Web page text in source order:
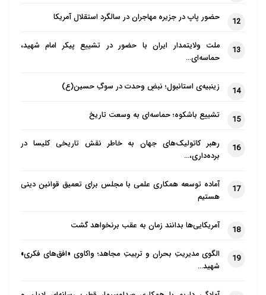
12 حضور پاپ در جزیره مهاجران در سالگرد استقلال آمریکا
13
ملت ولایتمدار ایران با حضور در تشییع پیکر امام شهید،
حماسه‌ای…
14 زینبیه‌ی استانبول؛ نبضِ وحدت در سوگِ حسین(ع)
15 تشییع باشکوه؛ حماسه‌ای به وسعت تاریخ
16
رهبر کاتولیک‌های جهان به خاطر نقش تاریخی کلیسا در
برده‌داری،…
17
آماده توسعه همکاری علمی با مجلس برای تعمیق قوانین دینی
هستیم
18 آمریکایی‌ها بدانند زمان به عقب برنخواهد گشت
19
الگوی مدیریتِ بحران و تربیتِ مجاهد؛ واکاوی «افق‌های فکری»
شهید…